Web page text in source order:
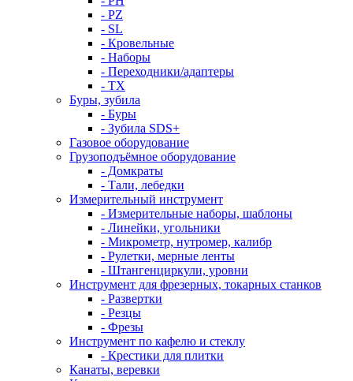
- PZ
- SL
- Кровельные
- Наборы
- Переходники/адаптеры
- ТX
Буры, зубила
- Буры
- Зубила SDS+
Газовое оборудование
Грузоподъёмное оборудование
- Домкраты
- Тали, лебедки
Измерительный инструмент
- Измерительные наборы, шаблоны
- Линейки, угольники
- Микрометр, нутромер, калибр
- Рулетки, мерные ленты
- Штангенциркули, уровни
Инструмент для фрезерных, токарных станков
- Развертки
- Резцы
- Фрезы
Инструмент по кафелю и стеклу
- Крестики для плитки
Канаты, веревки